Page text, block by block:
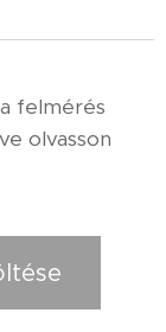
felmérés
olvasson